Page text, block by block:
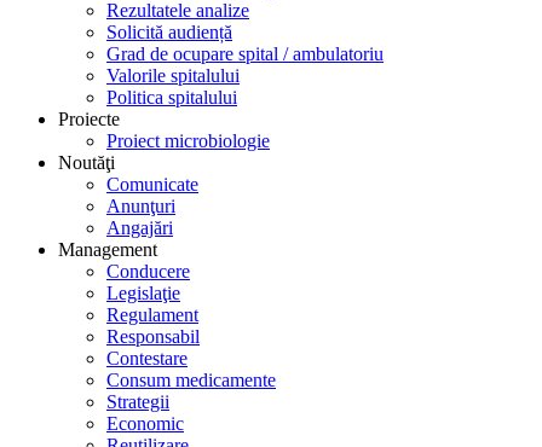
Rezultatele analize
Solicită audiență
Grad de ocupare spital / ambulatoriu
Valorile spitalului
Politica spitalului
Proiecte
Proiect microbiologie
Noutăţi
Comunicate
Anunţuri
Angajări
Management
Conducere
Legislaţie
Regulament
Responsabil
Contestare
Consum medicamente
Strategii
Economic